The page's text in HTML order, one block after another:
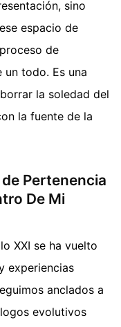
sino
espacio de
de
todo. Es una
la soledad del
la fuente de la
Pertenencia
De Mi
XXI se ha vuelto
experiencias
anclados a
evolutivos